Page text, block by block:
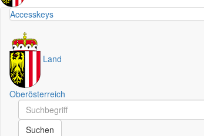
Accesskeys
Land
Oberösterreich
Schnellsuche
Schnellsuche
Suchen